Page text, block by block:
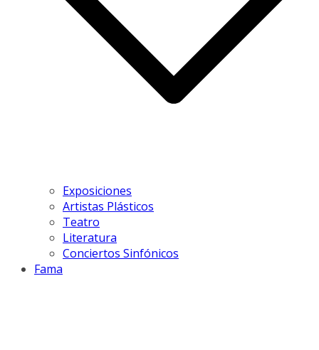
Exposiciones
Artistas Plásticos
Teatro
Literatura
Conciertos Sinfónicos
Fama